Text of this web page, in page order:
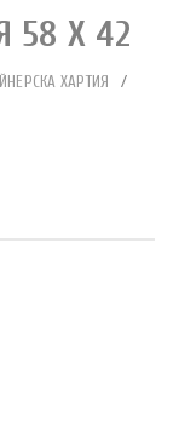
58 X 42
ХАРТИЯ
/